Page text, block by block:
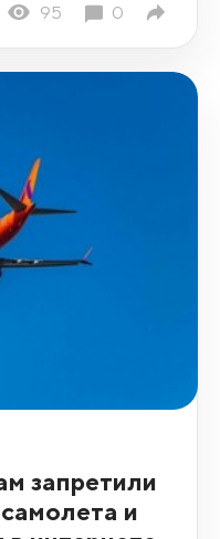
95 0
запретили
и